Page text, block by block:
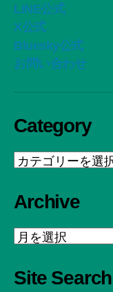
LINE公式
X公式
Bluesky公式
お問い合わせ
Category
Category
Archive
Archive
Site Search